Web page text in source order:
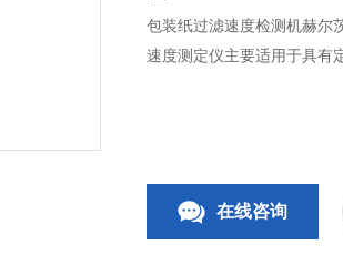
包装纸过滤速度检测机赫尔
速度测定仪主要适用于具有
在线咨询